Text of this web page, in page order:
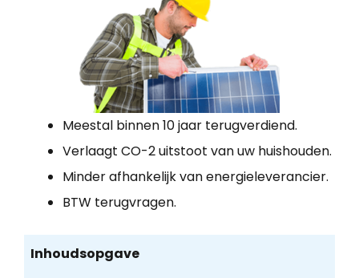
Meestal binnen 10 jaar terugverdiend.
Verlaagt CO-2 uitstoot van uw huishouden.
Minder afhankelijk van energieleverancier.
BTW terugvragen.
Inhoudsopgave